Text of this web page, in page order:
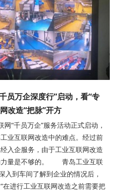
员万企深度行”启动，看“专
改造“把脉”开方
“千员万企”服务活动正式启动，
业互联网改造中的难点。经过前
入企服务，由于工业互联网改造
力量是不够的。 青岛工业互联
入到车间了解到企业的情况后，
在进行工业互联网改造之前需要把